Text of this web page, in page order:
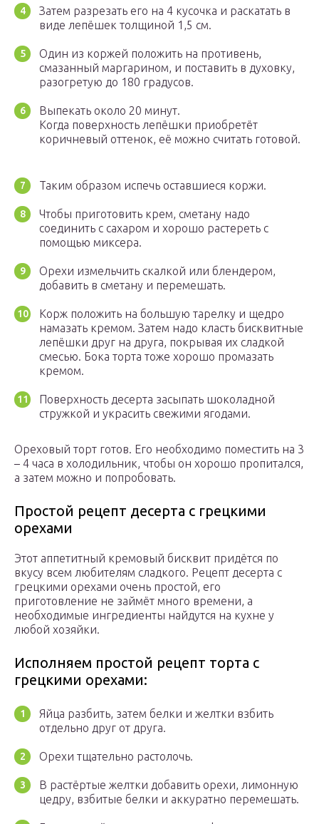
Затем разрезать его на 4 кусочка и раскатать в
виде лепёшек толщиной 1,5 см.
Один из коржей положить на противень,
смазанный маргарином, и поставить в духовку,
разогретую до 180 градусов.
Выпекать около 20 минут.
Когда поверхность лепёшки приобретёт
коричневый оттенок, её можно считать готовой.
Таким образом испечь оставшиеся коржи.
Чтобы приготовить крем, сметану надо
соединить с сахаром и хорошо растереть с
помощью миксера.
Орехи измельчить скалкой или блендером,
добавить в сметану и перемешать.
Корж положить на большую тарелку и щедро
намазать кремом. Затем надо класть бисквитные
лепёшки друг на друга, покрывая их сладкой
смесью. Бока торта тоже хорошо промазать
кремом.
Поверхность десерта засыпать шоколадной
стружкой и украсить свежими ягодами.
Ореховый торт готов. Его необходимо поместить на 3
– 4 часа в холодильник, чтобы он хорошо пропитался,
а затем можно и попробовать.
Простой рецепт десерта с грецкими
орехами
Этот аппетитный кремовый бисквит придётся по
вкусу всем любителям сладкого. Рецепт десерта с
грецкими орехами очень простой, его
приготовление не займёт много времени, а
необходимые ингредиенты найдутся на кухне у
любой хозяйки.
Исполняем простой рецепт торта с
грецкими орехами:
Яйца разбить, затем белки и желтки взбить
отдельно друг от друга.
Орехи тщательно растолочь.
В растёртые желтки добавить орехи, лимонную
цедру, взбитые белки и аккуратно перемешать.